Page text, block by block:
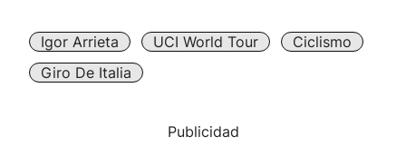
Igor Arrieta UCI World Tour
Ciclismo
Giro De Italia
Publicidad